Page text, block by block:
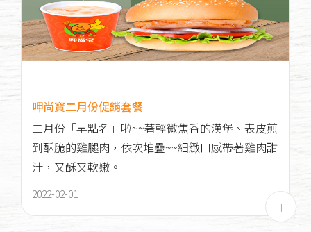
呷尚寶二月份促銷套餐
二月份「早點名」啦~~著輕微焦香的漢堡、表皮煎
到酥脆的雞腿肉，依次堆疊~~細緻口感帶著雞肉甜
汁，又酥又軟嫩。
2022-02-01